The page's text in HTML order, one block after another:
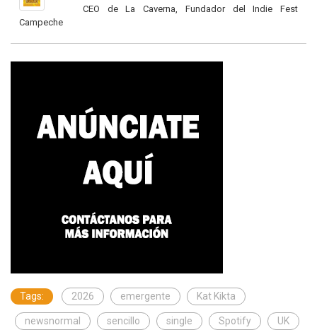
CEO de La Caverna, Fundador del Indie Fest
Campeche
Tags: 2026 emergente Kat Kikta
newsnormal sencillo single Spotify UK